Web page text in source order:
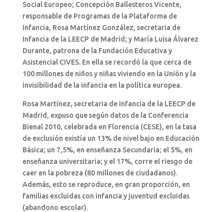
Social Europeo; Concepción Ballesteros Vicente,
responsable de Programas de la Plataforma de
Infancia, Rosa Martínez González, secretaria de
Infancia de la LEECP de Madrid; y María Luisa Álvarez
Durante, patrona de la Fundación Educativa y
Asistencial CIVES. En ella se recordó la que cerca de
100 millones de niños y niñas viviendo en la Unión y la
invisibilidad de la infancia en la política europea.
Rosa Martínez, secretaria de Infancia de la LEECP de
Madrid, expuso que según datos de la Conferencia
Bienal 2010, celebrada en Florencia (CESE), en la tasa
de exclusión existía un 13% de nivel bajo en Educación
Básica; un 7,5%, en enseñanza Secundaria; el 5%, en
enseñanza universitaria; y el 17%, corre el riesgo de
caer en la pobreza (80 millones de ciudadanos).
Además, esto se reproduce, en gran proporción, en
familias excluidas con infancia y juventud excluidas
(abandono escolar).